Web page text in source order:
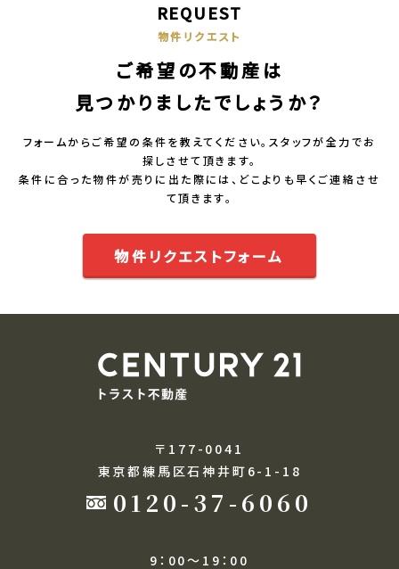
REQUEST
物件リクエスト
ご希望の不動産は
見つかりましたでしょうか？
フォームからご希望の条件を教えてください。スタッフが全力でお
探しさせて頂きます。
条件に合った物件が売りに出た際には、どこよりも早くご連絡させ
て頂きます。
物件リクエストフォーム
〒177-0041
東京都練馬区石神井町6-1-18
0120-37-6060
9：00～19：00